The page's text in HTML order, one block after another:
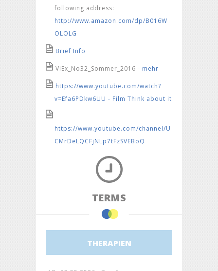
following address:
http://www.amazon.com/dp/B016W
OLOLG
Brief Info
ViEx_No32_Sommer_2016 - mehr
https://www.youtube.com/watch?
v=Efa6PDkw6UU - Film Think about it
https://www.youtube.com/channel/U
CMrDeLQCFjNLp7tFzSVEBoQ
TERMS
THERAPIEN